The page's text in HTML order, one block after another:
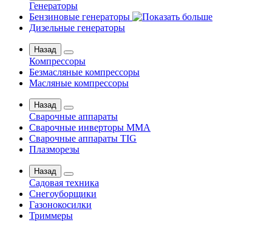
Генераторы
Бензиновые генераторы
Дизельные генераторы
Назад
Компрессоры
Безмасляные компрессоры
Масляные компрессоры
Назад
Сварочные аппараты
Сварочные инверторы MMA
Сварочные аппараты TIG
Плазморезы
Назад
Садовая техника
Снегоуборщики
Газонокосилки
Триммеры